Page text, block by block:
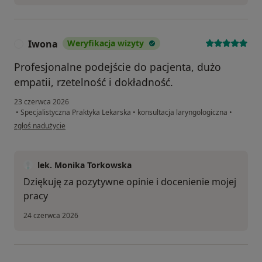
Iwona Weryfikacja wizyty
Profesjonalne podejście do pacjenta, dużo
empatii, rzetelność i dokładność.
23 czerwca 2026
• Specjalistyczna Praktyka Lekarska • konsultacja laryngologiczna •
w opinii użytkownika Iwona
zgłoś nadużycie
lek. Monika Torkowska
Dziękuję za pozytywne opinie i docenienie mojej
pracy
24 czerwca 2026